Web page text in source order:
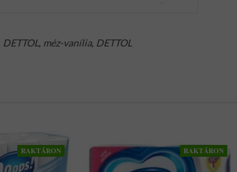
DETTOL, méz-vanília, DETTOL
RAKTÁRON RAKTÁRON